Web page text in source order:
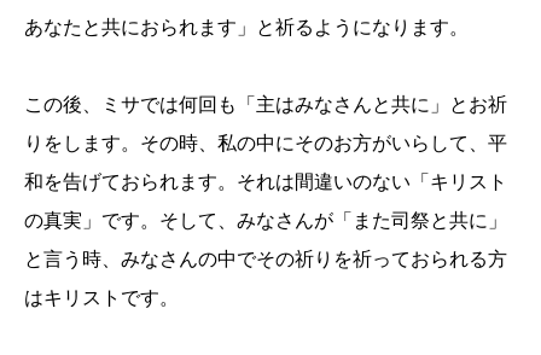
あなたと共におられます」と祈るようになります。
この後、ミサでは何回も「主はみなさんと共に」とお祈
りをします。その時、私の中にそのお方がいらして、平
和を告げておられます。それは間違いのない「キリスト
の真実」です。そして、みなさんが「また司祭と共に」
と言う時、みなさんの中でその祈りを祈っておられる方
はキリストです。